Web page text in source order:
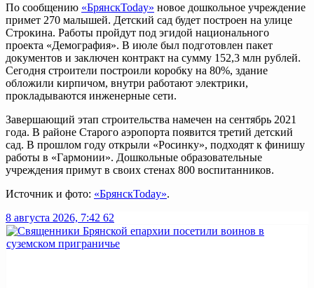
По сообщению «БрянскToday» новое дошкольное учреждение
примет 270 малышей. Детский сад будет построен на улице
Строкина. Работы пройдут под эгидой национального
проекта «Демография». В июле был подготовлен пакет
документов и заключен контракт на сумму 152,3 млн рублей.
Сегодня строители построили коробку на 80%, здание
обложили кирпичом, внутри работают электрики,
прокладываются инженерные сети.
Завершающий этап строительства намечен на сентябрь 2021
года. В районе Старого аэропорта появится третий детский
сад. В прошлом году открыли «Росинку», подходят к финишу
работы в «Гармонии». Дошкольные образовательные
учреждения примут в своих стенах 800 воспитанников.
Источник и фото: «БрянскToday».
8 августа 2026, 7:42 62